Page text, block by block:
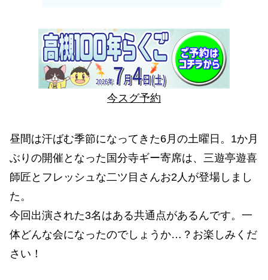
今スグ予約
昼間は汗ばむ季節になってきた6月の土曜日。1か月
ぶりの開催となった国分寺ギー寄席は、三遊亭遊喜
師匠とフレッシュな二ツ目さんお2人が登場しまし
た。
今回出演された3名はある共通点があるんです。一
体どんな会になったのでしょうか…？お楽しみくだ
さい！